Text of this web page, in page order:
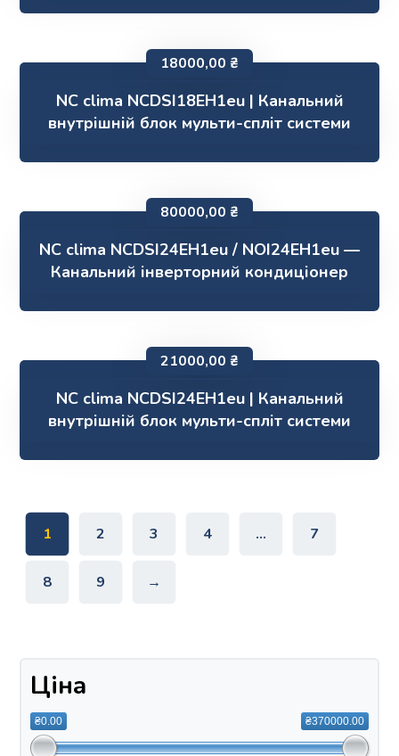
NC clima NCDSI18EH1eu | Канальний
внутрішній блок мульти-спліт системи
18000,00 ₴
NC clima NCDSI24EH1eu / NOI24EH1eu —
Канальний інверторний кондиціонер
80000,00 ₴
NC clima NCDSI24EH1eu | Канальний
внутрішній блок мульти-спліт системи
21000,00 ₴
1 2 3 4 … 7
8 9 →
Ціна
₴0.00 ₴370000.00